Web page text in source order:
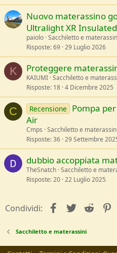
Nuovo materassino
Ultralight XR Insulated
paiolo Sacchiletto e
Risposte 69 29 Luglio 2026
K Proteggere
KAIUMI Sacchiletto e
Risposte 18 4 Dicembre 2025
C Recensione
Pompa
Air
Cmps Sacchiletto e materassini
Risposte 36 29 Settembre
dubbio accoppiata
TheSnatch Sacchiletto e
Risposte 20 22 Luglio 2025
Condividi: facebookTwitterReddit
Sacchiletto e materassini